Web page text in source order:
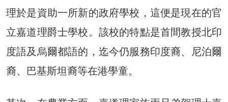
理於是資助一所新的政府學校，這便是現在的官
立嘉道理爵士學校。該校的特點是首間教授北印
度語及烏爾都語的，迄今仍服務印度裔、尼泊爾
裔、巴基斯坦裔等在港學童。